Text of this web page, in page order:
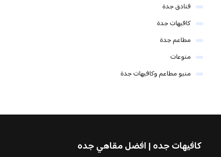
فنادق جدة
كافيهات جدة
مطاعم جدة
منوعات
منيو مطاعم وكافيهات جدة
كافيهات جده | افضل مقاهي جده